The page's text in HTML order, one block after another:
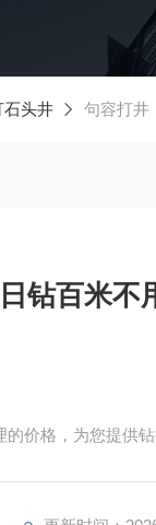
石头井 句容打井
钻百米不
价格，为您提供